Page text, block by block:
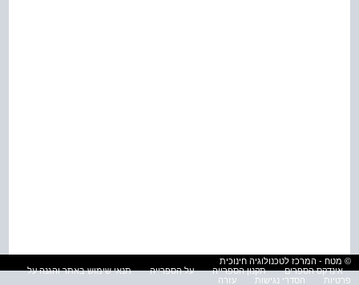
© מטח - המרכז לטכנולוגיה חינוכית
אינדקס הספרים
תקנון הספרייה על הספרייה
תנאי שימוש באתר והגנה על
פרטיות
הסדרי נגישות עזרה